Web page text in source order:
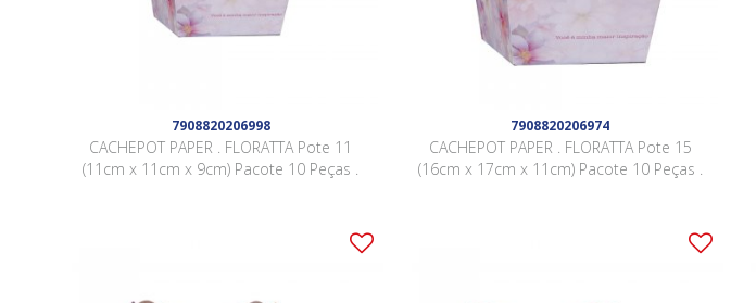
7908820206998
CACHEPOT PAPER . FLORATTA Pote 11
(11cm x 11cm x 9cm) Pacote 10 Peças .
7908820206974
CACHEPOT PAPER . FLORATTA Pote 15
(16cm x 17cm x 11cm) Pacote 10 Peças .